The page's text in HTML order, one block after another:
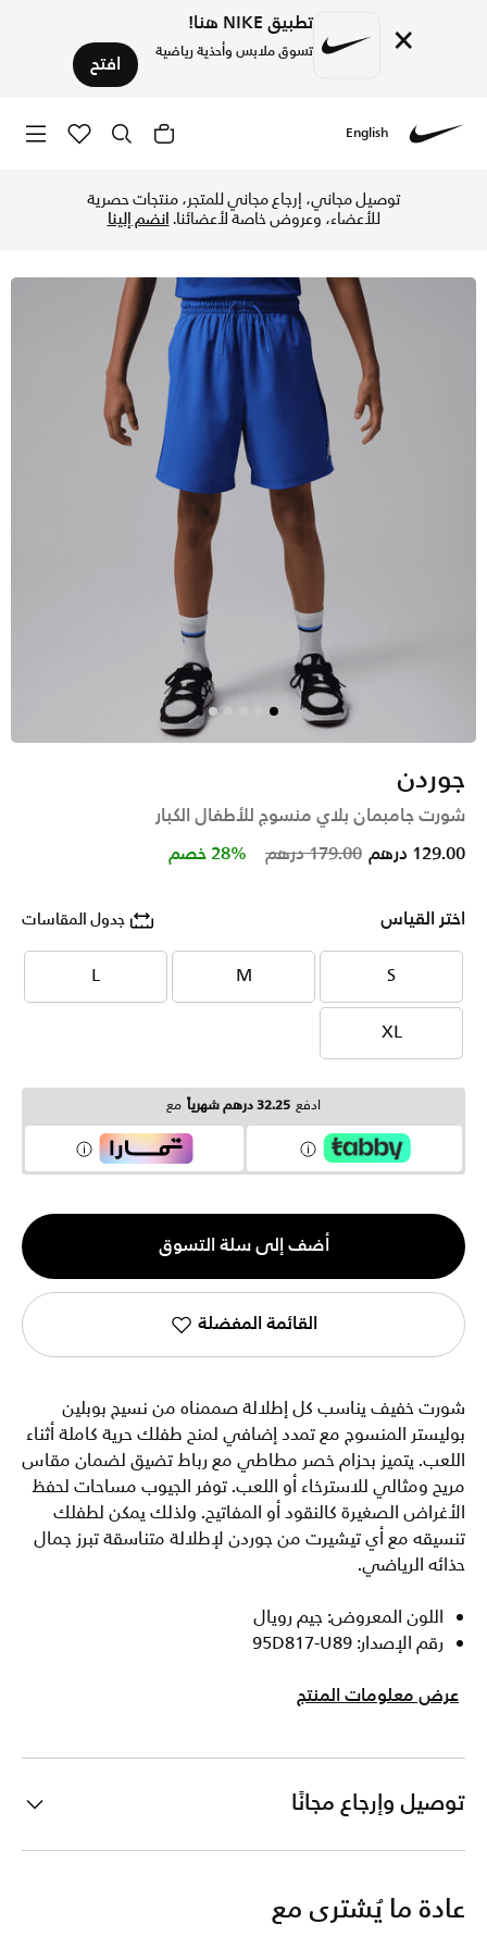
× تطبيق NIKE هنا!
تسوق ملابس وأحذية رياضية افتح
English
توصيل مجاني، إرجاع مجاني للمتجر، منتجات حصرية
للأعضاء، وعروض خاصة لأعضائنا.انضم إلينا
جوردن
شورت جامبمان بلاي منسوج للأطفال الكبار
Price reduced from
179.00 درهم to 129.00 درهم 28% خصم
اختر القياس جدول المقاسات
S
S
M
M
L
L
XL
XL
ادفع 32.25 درهم شهرياً مع
الكمية
1
أضف إلى سلة التسوق
القائمة المفضلة
شورت خفيف يناسب كل إطلالة صممناه من نسيج بوبلين
بوليستر المنسوج مع تمدد إضافي لمنح طفلك حرية كاملة أثناء
اللعب. يتميز بحزام خصر مطاطي مع رباط تضيق لضمان مقاس
مريح ومثالي للاسترخاء أو اللعب. توفر الجيوب مساحات لحفظ
الأغراض الصغيرة كالنقود أو المفاتيح. ولذلك يمكن لطفلك
تنسيقه مع أي تيشيرت من جوردن لإطلالة متناسقة تبرز جمال
حذائه الرياضي.
اللون المعروض: جيم رويال
رقم الإصدار: 95D817-U89
عرض معلومات المنتج
توصيل وإرجاع مجانًا
عادة ما يُشترى مع